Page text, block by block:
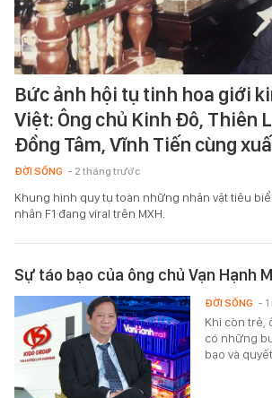
Bức ảnh hội tụ tinh hoa giới
Việt: Ông chủ Kinh Đô, Thiên
Đồng Tâm, Vĩnh Tiến cùng
ĐỜI SỐNG - 2 tháng trước
Khung hình quy tụ toàn những nhân vật tiêu
nhân F1 đang viral trên MXH.
Sự táo bạo của ông chủ Vạn Hạnh
Khi còn trẻ,
có những
bạo và
ĐỜI SỐNG -